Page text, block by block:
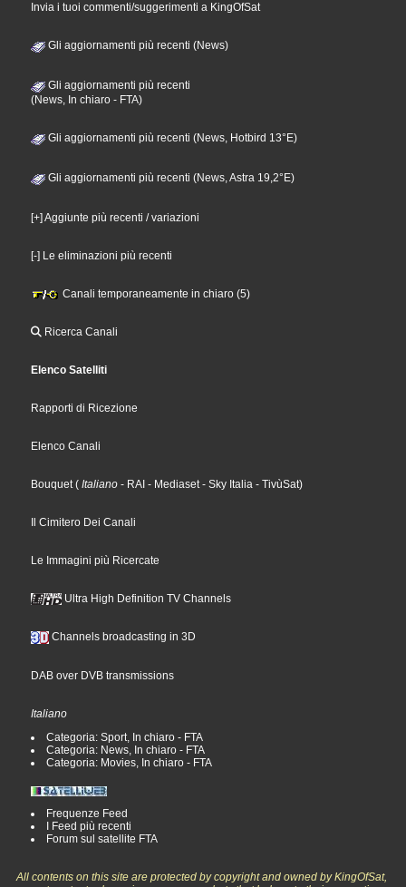
Invia i tuoi commenti/suggerimenti a KingOfSat
Gli aggiornamenti più recenti (News)
Gli aggiornamenti più recenti
(News, In chiaro - FTA)
Gli aggiornamenti più recenti (News, Hotbird 13°E)
Gli aggiornamenti più recenti (News, Astra 19,2°E)
[+] Aggiunte più recenti / variazioni
[-] Le eliminazioni più recenti
Canali temporaneamente in chiaro (5)
Ricerca Canali
Elenco Satelliti
Rapporti di Ricezione
Elenco Canali
Bouquet( Italiano - RAI - Mediaset- Sky Italia - TivùSat)
Il Cimitero Dei Canali
Le Immagini più Ricercate
Ultra High Definition TV Channels
Channels broadcasting in 3D
DAB over DVB transmissions
Italiano
Categoria: Sport, In chiaro - FTA
Categoria: News, In chiaro - FTA
Categoria: Movies, In chiaro - FTA
Frequenze Feed
I Feed più recenti
Forum sul satellite FTA
All contents on this site are protected by copyright and owned by KingOfSat,